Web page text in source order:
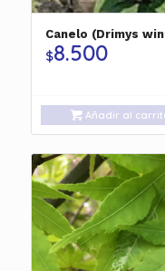
Canelo (Drimys
$8.500
Añadir al